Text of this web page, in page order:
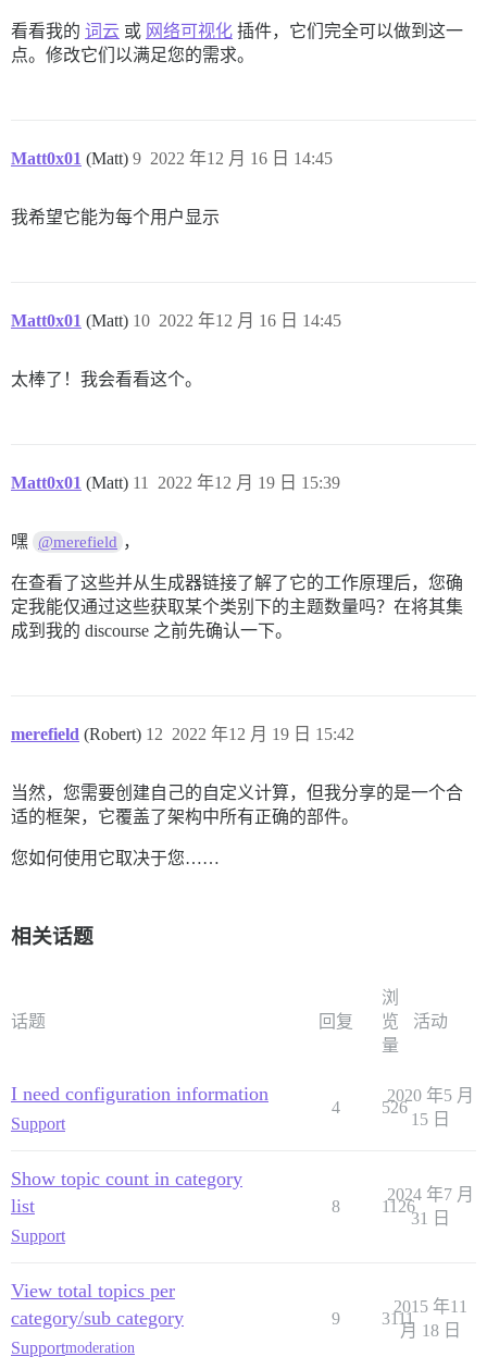
看看我的 词云 或 网络可视化 插件，它们完全可以做到这一
点。修改它们以满足您的需求。
Matt0x01 (Matt) 2022 年12 月 16 日 14:45
9
我希望它能为每个用户显示
Matt0x01 (Matt) 2022 年12 月 16 日 14:45
10
太棒了！我会看看这个。
Matt0x01 (Matt) 2022 年12 月 19 日 15:39
11
嘿 @merefield ，
在查看了这些并从生成器链接了解了它的工作原理后，您确
定我能仅通过这些获取某个类别下的主题数量吗？在将其集
成到我的 discourse 之前先确认一下。
merefield (Robert) 2022 年12 月 19 日 15:42
12
当然，您需要创建自己的自定义计算，但我分享的是一个合
适的框架，它覆盖了架构中所有正确的部件。
您如何使用它取决于您……
相关话题
话题 回复
浏
览
量
活动
I need configuration information
Support
4 526
2020 年5 月
15 日
Show topic count in category
list
Support
8 1126
2024 年7 月
31 日
View total topics per
category/sub category
Supportmoderation
9 3111
2015 年11
月 18 日